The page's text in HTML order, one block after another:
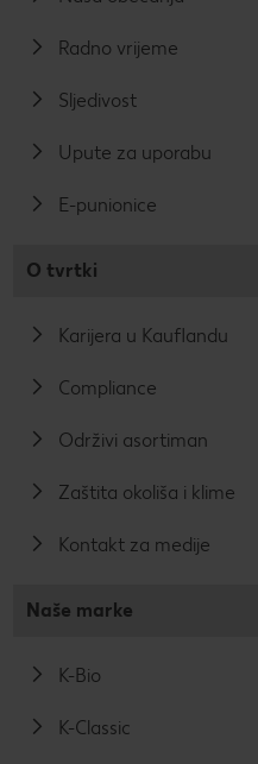
Radno vrijeme
Sljedivost
Upute za uporabu
E-punionice
O tvrtki
Karijera u Kauflandu
Compliance
Održivi asortiman
Zaštita okoliša i klime
Kontakt za medije
Naše marke
K-Bio
K-Classic